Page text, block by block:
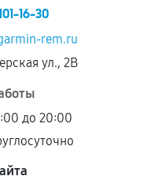
16-30
rem.ru
ул., 2В
до 20:00